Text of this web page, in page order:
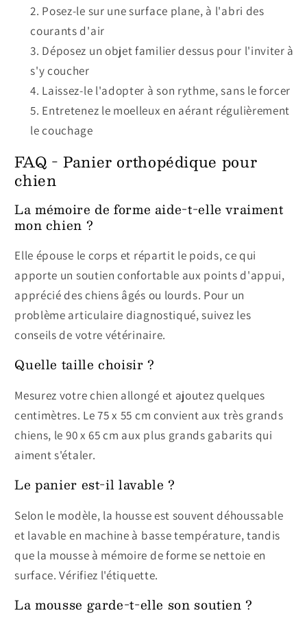
Posez-le sur une surface plane, à l'abri des
courants d'air
Déposez un objet familier dessus pour l'inviter à
s'y coucher
Laissez-le l'adopter à son rythme, sans le forcer
Entretenez le moelleux en aérant régulièrement
le couchage
FAQ - Panier orthopédique pour
chien
La mémoire de forme aide-t-elle vraiment
mon chien ?
Elle épouse le corps et répartit le poids, ce qui
apporte un soutien confortable aux points d'appui,
apprécié des chiens âgés ou lourds. Pour un
problème articulaire diagnostiqué, suivez les
conseils de votre vétérinaire.
Quelle taille choisir ?
Mesurez votre chien allongé et ajoutez quelques
centimètres. Le 75 x 55 cm convient aux très grands
chiens, le 90 x 65 cm aux plus grands gabarits qui
aiment s'étaler.
Le panier est-il lavable ?
Selon le modèle, la housse est souvent déhoussable
et lavable en machine à basse température, tandis
que la mousse à mémoire de forme se nettoie en
surface. Vérifiez l'étiquette.
La mousse garde-t-elle son soutien ?